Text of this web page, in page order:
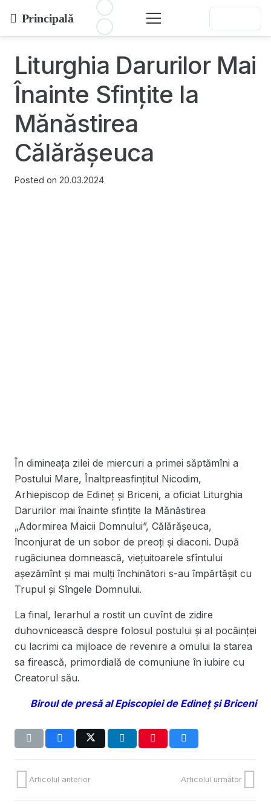
Principală
Liturghia Darurilor Mai
Înainte Sfințite la
Mănăstirea
Călărășeuca
Posted on 20.03.2024
În dimineața zilei de miercuri a primei săptămîni a
Postului Mare, Înaltpreasfințitul Nicodim,
Arhiepiscop de Edineț și Briceni, a oficiat Liturghia
Darurilor mai înainte sfințite la Mănăstirea
„Adormirea Maicii Domnului”, Călărășeuca,
înconjurat de un sobor de preoți și diaconi. După
rugăciunea domnească, viețuitoarele sfîntului
așezămînt și mai mulți închinători s-au împărtășit cu
Trupul și Sîngele Domnului.
La final, Ierarhul a rostit un cuvînt de zidire
duhovnicească despre folosul postului și al pocăinței
cu lacrimi ca mijloace de revenire a omului la starea
sa firească, primordială de comuniune în iubire cu
Creatorul său.
Biroul de presă al Episcopiei de Edineț și Briceni
Articolul anterior Articolul următor